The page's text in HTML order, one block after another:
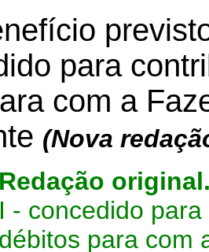
para
com a
(Nova
Redação
I - concedido
débitos para com